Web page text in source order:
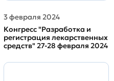
3 февраля 2024
Конгресс "Разработка и
регистрация лекарственных
средств" 27-28 февраля 2024